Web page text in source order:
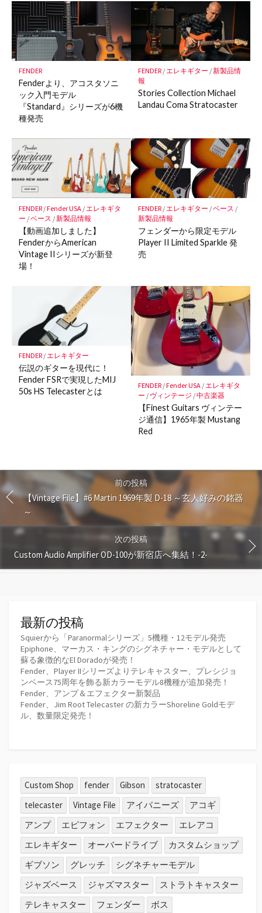
マ
ー
ク
に
保
存
FENDER
Fenderより、アコスタソニ
ック入門モデル
『Standard』シリーズが6機
種発売
FENDER/エレキギター /新製品情
報
Stories Collection Michael
Landau Coma Stratocaster
FENDER/Fender USA / エレキギタ
ー /ベース /新製品情報
【動画追加しました】
FenderからAmerican
Vintage IIシリーズが新登
場！
FENDER/ エレキギター /ベース /
新製品情報
フェンダーから限定モデル
Player II Limited Sparkle 発
売
FENDER/エレキギター
伝説のギターを現代に！
Fender FSRで実現したMIJ
50s HS Telecasterとは
FENDER/Fender USA/エレキギタ
ー / ヴィンテージ /中古楽器
【Finest Guitars ヴィンテー
ジ通信】1965年製 Mustang
Red
前の投稿
【Vintage File】#6 Martin 1969年製 D-18 ～玄人好みの銘器
～
次の投稿
Custom Audio Amplifier OD-100が新宿店へ集結！-2-
最新の投稿
Squierから「Paranormalシリーズ」5機種・12モデル発売
Epiphone、マーカス・キングのシグネチャー・モデルとして
蘇る象徴的なEl Doradoが発売！
Fender、Player IIシリーズよりテレキャスター、プレシジョ
ンベース75周年を飾る新カラーモデル8機種が追加発売！
Fender、アンプ＆エフェクター新製品
Fender、Jim Root Telecaster の新カラーShoreline Goldモデ
ル、数量限定発売！
Custom Shop fender Gibson
stratocaster
telecaster
Vintage File アイバニーズ
アコギ
アンプ
エピフォン エフェクター
エレアコ
エレキギター
オーバードライブ
カスタムショップ
ギブソン
グレッチ
シグネチャーモデル
ジャズベース
ジャズマスター
ストラトキャスター
テレキャスター
フェンダー ボス